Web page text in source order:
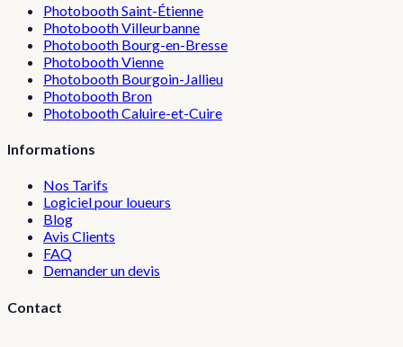
PhotoboothSaint-Étienne
PhotoboothVilleurbanne
Photobooth Bourg-en-Bresse
PhotoboothVienne
Photobooth Bourgoin-Jallieu
Photobooth Bron
PhotoboothCaluire-et-Cuire
Informations
Nos Tarifs
Logiciel pour loueurs
Blog
Avis Clients
FAQ
Demander un devis
Contact